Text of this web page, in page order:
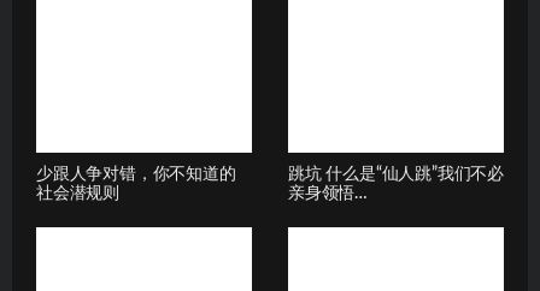
少跟人争对错，你不知道的
社会潜规则
跳坑 什么是“仙人跳”我们不必
亲身领悟…